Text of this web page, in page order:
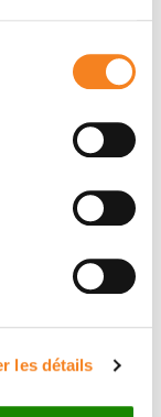
les détails
D. Delroeux, S.
B. Heyd, R.
F. Marchal,
P. Ortega-
J.M.
J.J. Torrent, D.
Lundberg, F.